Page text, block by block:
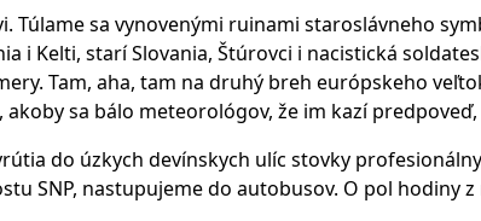
sa vynovenými ruinami staroslávneho
i Kelti, starí Slovania, Štúrovci i nacistická
Tam, aha, tam na druhý breh európskeho
sa bálo meteorológov, že im kazí
do úzkych devínskych ulíc stovky
SNP, nastupujeme do autobusov. O pol hodiny